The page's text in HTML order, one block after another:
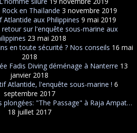
en Thaïlande 3 novembre 2019
Atlantide aux Philippines 9 mai 2019
sur l'enquête sous-marine aux
23 mai 2018
en toute sécurité ? Nos conseils 16 mai
2018
Fadis Diving déménage à Nanterre 13
janvier 2018
Atlantide, l'enquête sous-marine ! 6
septembre 2017
plongées: "The Passage" à Raja Ampat…
18 juillet 2017